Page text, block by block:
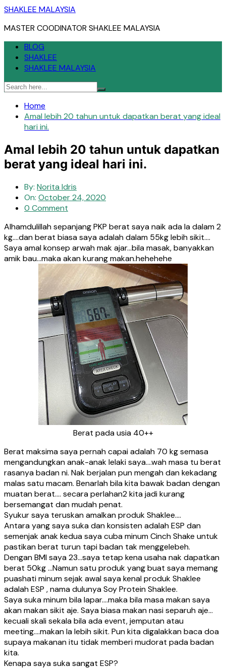
Skip
content
SHAKLEE MALAYSIA
MASTER COODINATOR SHAKLEE MALAYSIA
BLOG
SHAKLEE
SHAKLEE MALAYSIA
Home
Amal lebih 20 tahun untuk dapatkan berat yang ideal
hari ini.
Amal lebih 20 tahun untuk dapatkan
berat yang ideal hari ini.
By: Norita Idris
On: October 24, 2020
0 Comment
Alhamdulillah sepanjang PKP berat saya naik ada la dalam 2
kg….dan berat biasa saya adalah dalam 55kg lebih sikit….
Saya amal konsep arwah mak ajar…bila masak, banyakkan
amik bau…maka akan kurang makan.hehehehe
Berat pada usia 40++
Berat maksima saya pernah capai adalah 70 kg semasa
mengandungkan anak-anak lelaki saya….wah masa tu berat
rasanya badan ni. Nak berjalan pun mengah dan kekadang
malas satu macam. Benarlah bila kita bawak badan dengan
muatan berat…. secara perlahan2 kita jadi kurang
bersemangat dan mudah penat.
Syukur saya teruskan amalkan produk Shaklee….
Antara yang saya suka dan konsisten adalah ESP dan
semenjak anak kedua saya cuba minum Cinch Shake untuk
pastikan berat turun tapi badan tak menggelebeh.
Dengan BMI saya 23…saya tetap kena usaha nak dapatkan
berat 50kg …Namun satu produk yang buat saya memang
puashati minum sejak awal saya kenal produk Shaklee
adalah ESP , nama dulunya Soy Protein Shaklee.
Saya suka minum bila lapar….maka bila masa makan saya
akan makan sikit aje. Saya biasa makan nasi separuh aje…
kecuali skali sekala bila ada event, jemputan atau
meeting….makan la lebih sikit. Pun kita digalakkan baca doa
supaya makanan itu tidak memberi mudorat pada badan
kita.
Kenapa saya suka sangat ESP?